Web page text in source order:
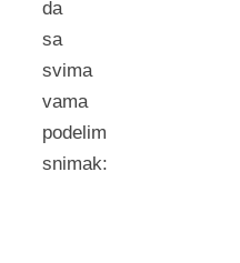
da
sa
svima
vama
podelim
snimak: